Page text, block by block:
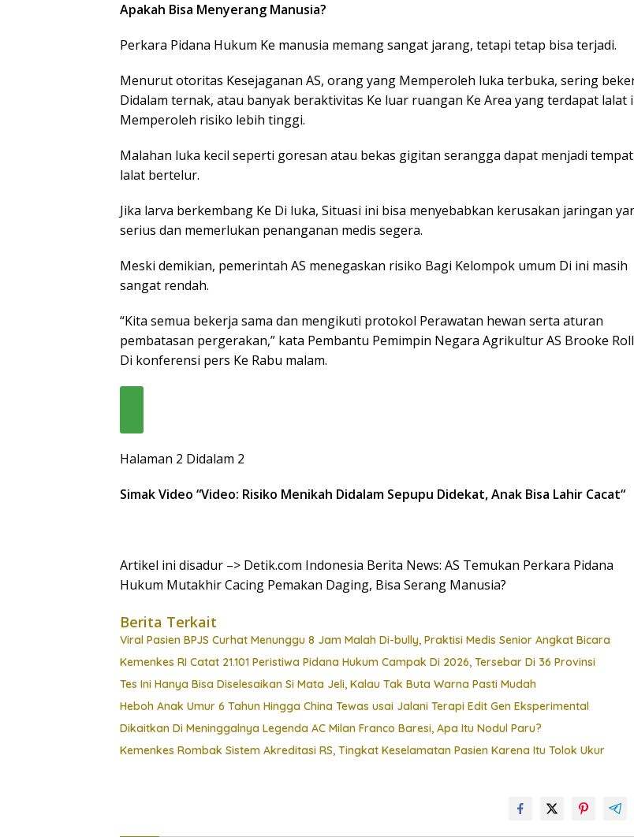
Apakah Bisa Menyerang Manusia?
Perkara Pidana Hukum Ke manusia memang sangat jarang, tetapi tetap bisa terjadi.
Menurut otoritas Kesejaganan AS, orang yang Memperoleh luka terbuka, sering
Didalam ternak, atau banyak beraktivitas Ke luar ruangan Ke Area yang terdapat lalat
Memperoleh risiko lebih tinggi.
Malahan luka kecil seperti goresan atau bekas gigitan serangga dapat menjadi tempat
lalat bertelur.
Jika larva berkembang Ke Di luka, Situasi ini bisa menyebabkan kerusakan jaringan
serius dan memerlukan penanganan medis segera.
Meski demikian, pemerintah AS menegaskan risiko Bagi Kelompok umum Di ini masih
sangat rendah.
“Kita semua bekerja sama dan mengikuti protokol Perawatan hewan serta aturan
pembatasan pergerakan,” kata Pembantu Pemimpin Negara Agrikultur AS Brooke
Di konferensi pers Ke Rabu malam.
Halaman 2 Didalam 2
Simak Video “Video: Risiko Menikah Didalam Sepupu Didekat, Anak Bisa Lahir Cacat“
Artikel ini disadur –> Detik.com Indonesia Berita News: AS Temukan Perkara Pidana
Hukum Mutakhir Cacing Pemakan Daging, Bisa Serang Manusia?
Berita Terkait
Viral Pasien BPJS Curhat Menunggu 8 Jam Malah Di-bully, Praktisi Medis Senior Angkat Bicara
Kemenkes RI Catat 21.101 Peristiwa Pidana Hukum Campak Di 2026, Tersebar Di 36 Provinsi
Tes Ini Hanya Bisa Diselesaikan Si Mata Jeli, Kalau Tak Buta Warna Pasti Mudah
Heboh Anak Umur 6 Tahun Hingga China Tewas usai Jalani Terapi Edit Gen Eksperimental
Dikaitkan Di Meninggalnya Legenda AC Milan Franco Baresi, Apa Itu Nodul Paru?
Kemenkes Rombak Sistem Akreditasi RS, Tingkat Keselamatan Pasien Karena Itu Tolok Ukur